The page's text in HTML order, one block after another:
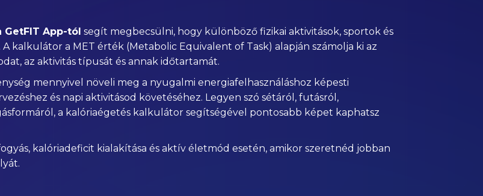
GetFIT App-tól segít megbecsülni, hogy különböző fizikai aktivitások, sportok és
kalkulátor a MET érték (Metabolic Equivalent of Task) alapján számolja ki az
az aktivitás típusát és annak időtartamát.
mennyivel növeli meg a nyugalmi energiafelhasználáshoz képesti
és napi aktivitásod követéséhez. Legyen szó sétáról, futásról,
a kalóriaégetés kalkulátor segítségével pontosabb képet kaphatsz
kalóriadeficit kialakítása és aktív életmód esetén, amikor szeretnéd jobban